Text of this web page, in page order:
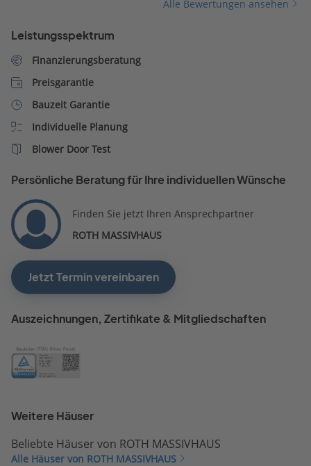
Alle Bewertungen ansehen
Leistungsspektrum
Finanzierungsberatung
Preisgarantie
Bauzeit Garantie
Individuelle Planung
Blower Door Test
Persönliche Beratung für Ihre individuellen Wünsche
Finden Sie jetzt Ihren Ansprechpartner
ROTH MASSIVHAUS
Jetzt Termin vereinbaren
Auszeichnungen, Zertifikate & Mitgliedschaften
Weitere Häuser
Beliebte Häuser von ROTH MASSIVHAUS
Alle Häuser von ROTH MASSIVHAUS